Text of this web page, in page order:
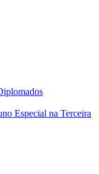
Especial na Terceira